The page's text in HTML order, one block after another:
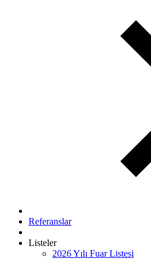
Referanslar
Listeler
2026 Yılı Fuar Listesi